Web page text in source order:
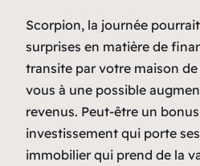
Scorpion, la journée
surprises en matière de
transite par votre maison de
vous à une possible
revenus. Peut-être un
investissement qui porte
immobilier qui prend de la